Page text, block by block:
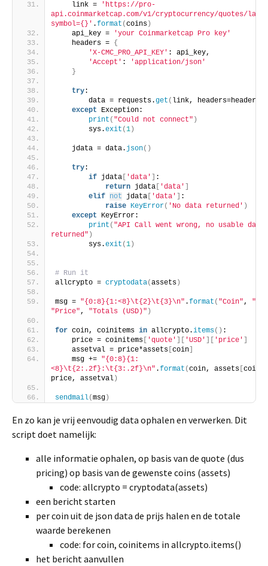
    link =
'https://pro-
api.coinmarketcap.com/v1/cryptocurrency/quotes/
symbol={}' .format (coins )
    api_key =
'your Coinmarketcap Pro key'
    headers =
{
'X-CMC_PRO_API_KEY' : api_key,
'Accept' :
'application/json'
}
try:
        data = requests.
get ( link, headers=headers
except Exception:
print ( "Could not connect" )
        sys.
exit (1 )
    jdata = data.
json()
try:
if jdata 'data'
:
return jdata 'data'
elif not jdata 'data'
:
raise KeyError( 'No data returned' )
except KeyError:
print ( "API Call went wrong, no usable data
returned" )
        sys.
exit (1 )
# Run it
allcrypto = cryptodata(assets )
msg = "{0:8}{1:<8}\t{2}\t{3}\n" .format ( "Coin",
"Price", "Totals (USD)" )
for coin, coinitems in allcrypto.items() :
    price = coinitems
'quote' 'USD' 'price'
    assetval = price*assets
coin
    msg +=
"{0:8}{1:
<8}\t{2:.2f}:\t{3:.2f}\n" .format (coin, assets coin
price, assetval )
sendmail(msg )
En zo kan je vrij eenvoudig data ophalen en verwerken. Dit
script doet namelijk:
alle informatie ophalen, op basis van de quote (dus
pricing) op basis van de gewenste coins (assets)
code: allcrypto = cryptodata(assets)
een bericht starten
per coin uit de json data de prijs halen en de totale
waarde berekenen
code: for coin, coinitems in allcrypto.items()
het bericht aanvullen